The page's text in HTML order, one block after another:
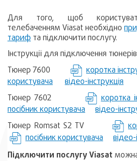
Для того, щоб
телебаченням Viasat необхідно
тариф та підключити послугу.
Інструкції для підключення
Тюнер 7600
коротка
користувача
відео-інструкція
Тюнер 7602
коротка
посібник користувача
відео-
Тюнер Romsat S2 TV
посібник користувача
відео-
Підключити послугу Viasat